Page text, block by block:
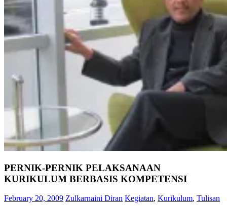
PERNIK-PERNIK PELAKSANAAN
KURIKULUM BERBASIS KOMPETENSI
February 20, 2009 Zulkarnaini Diran Kegiatan, Kurikulum, Tulisan